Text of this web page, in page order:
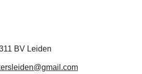
BV Leiden